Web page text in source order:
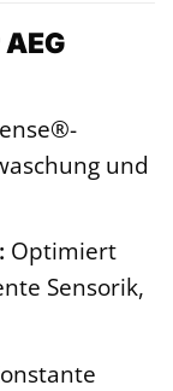
und
Optimiert
Sensorik,